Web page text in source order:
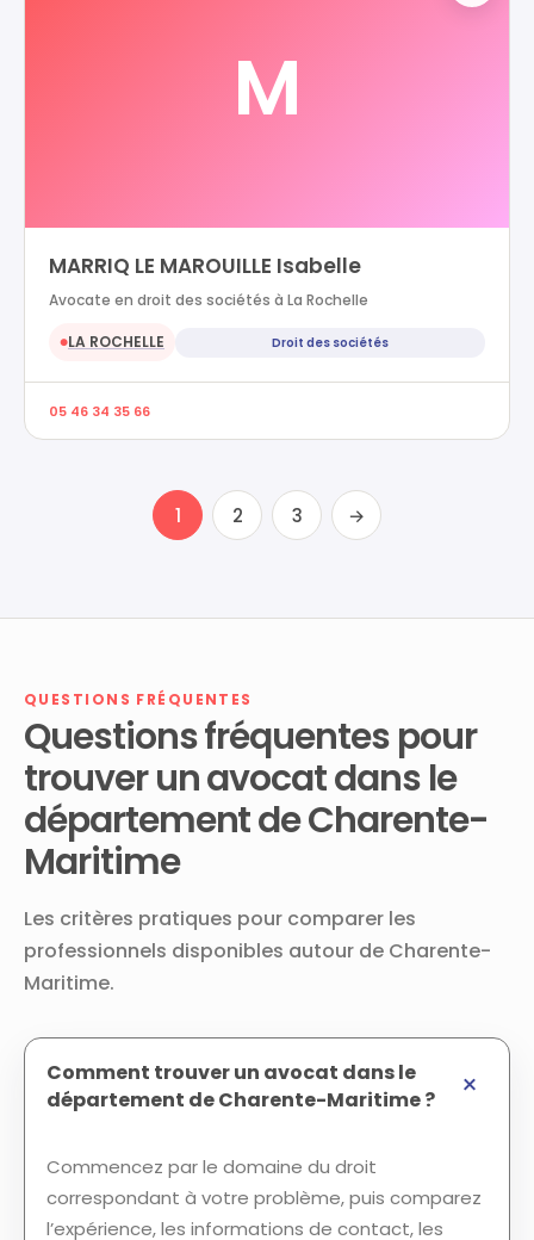
M
MARRIQ LE MAROUILLE Isabelle
Avocate en droit des sociétés à La Rochelle
●LA ROCHELLE Droit des sociétés
05 46 34 35 66
1 2 3 →
QUESTIONS FRÉQUENTES
Questions fréquentes pour
trouver un avocat dans le
département de Charente-
Maritime
Les critères pratiques pour comparer les
professionnels disponibles autour de Charente-
Maritime.
Comment trouver un avocat dans le
département de Charente-Maritime ?
Commencez par le domaine du droit
correspondant à votre problème, puis comparez
l’expérience, les informations de contact, les